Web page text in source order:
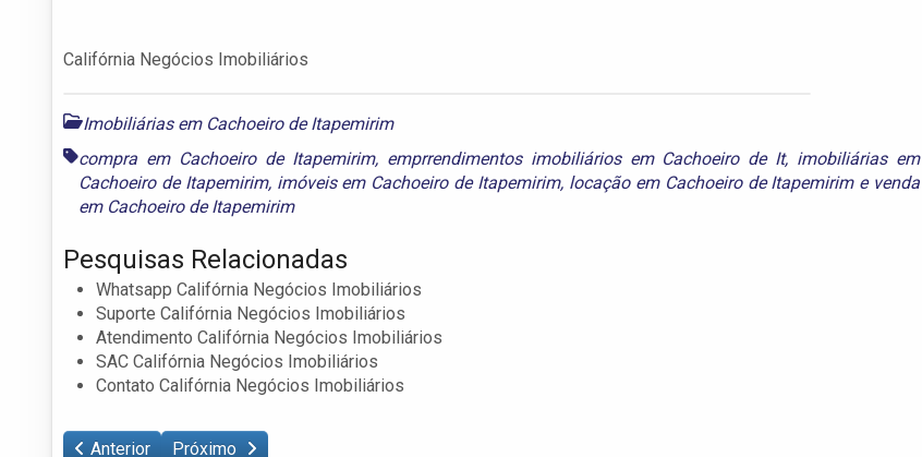
Califórnia Negócios Imobiliários
Imobiliárias em Cachoeiro de Itapemirim
compra em Cachoeiro de Itapemirim, emprrendimentos imobiliários em Cachoeiro de It, imobiliárias em
Cachoeiro de Itapemirim, imóveis em Cachoeiro de Itapemirim, locação em Cachoeiro de Itapemirime venda
em Cachoeiro de Itapemirim
Pesquisas Relacionadas
Whatsapp Califórnia Negócios Imobiliários
Suporte Califórnia Negócios Imobiliários
Atendimento Califórnia Negócios Imobiliários
SAC Califórnia Negócios Imobiliários
Contato Califórnia Negócios Imobiliários
Anterior Próximo